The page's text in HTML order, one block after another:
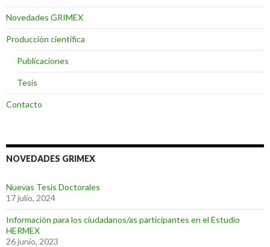
Novedades GRIMEX
Producción científica
Publicaciones
Tesis
Contacto
NOVEDADES GRIMEX
Nuevas Tesis Doctorales
17 julio, 2024
Información para los ciudadanos/as participantes en el Estudio
HERMEX
26 junio, 2023